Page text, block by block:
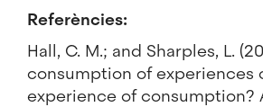
Referències:
Hall, C. M.; and Sharples, L.
consumption of experiences
experience of consumption?